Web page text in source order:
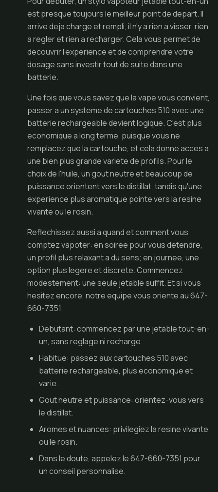
est presque toujours le meilleur point de depart. Il
arrive deja charge et rempli, il n'y a rien a visser, rien
a regler et rien a recharger. Cela vous permet de
decouvrir l'experience et de comprendre votre
dosage sans investir tout de suite dans une
batterie.
Une fois que vous savez que la vape vous convient,
passer a un systeme de cartouches 510 avec une
batterie rechargeable devient logique. C'est plus
economique a long terme, puisque vous ne
remplacez que la cartouche, et cela donne acces a
une bien plus grande variete de profils. Pour le
choix de l'huile, un gout neutre et beaucoup de
puissance orientent vers le distillat, tandis qu'une
experience plus aromatique pointe vers la resine
vivante ou le rosin.
Reflechissez aussi a quand et comment vous
comptez vapoter: en soiree pour vous detendre,
un profil plus relaxant a du sens; en journee, une
option plus legere et discrete. Commencez
modestement: une seule jetable suffit. Et si vous
hesitez encore, notre equipe vous oriente au 647-
660-7351.
Debutant: commencez par une jetable tout-en-
un, sans reglage ni recharge.
Habitue: passez aux cartouches 510 avec
batterie rechargeable, plus economique et
varie.
Gout neutre et puissance: orientez-vous vers
le distillat.
Aromes et nuances: privilegiez la resine vivante
ou le rosin.
Dans le doute, appelez le 647-660-7351 pour
un conseil personnalise.